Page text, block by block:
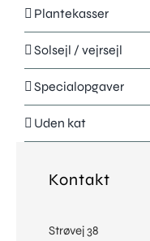
Plantekasser
Solsejl / vejrsejl
Specialopgaver
Uden kat
Kontakt
Strøvej 38
Kunder
Downloads
Hent
News
Viden
Om
Kontakt